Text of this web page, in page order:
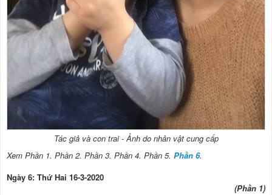
Tác giả và con trai - Ảnh do nhân vật cung cấp
Xem Phần 1. Phần 2. Phần 3. Phần 4. Phần 5. Phần 6.
Ngày 6: Thứ Hai 16-3-2020
(Phần 1)